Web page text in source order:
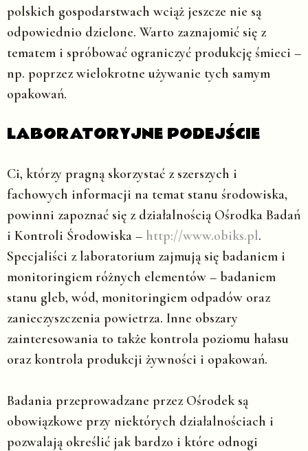
polskich gospodarstwach wciąż jeszcze nie są
odpowiednio dzielone. Warto zaznajomić się z
tematem i spróbować ograniczyć produkcję śmieci –
np. poprzez wielokrotne używanie tych samym
opakowań.
LABORATORYJNE PODEJŚCIE
Ci, którzy pragną skorzystać z szerszych i
fachowych informacji na temat stanu środowiska,
powinni zapoznać się z działalnością Ośrodka Badań
i Kontroli Środowiska – http://www.obiks.pl.
Specjaliści z laboratorium zajmują się badaniem i
monitoringiem różnych elementów – badaniem
stanu gleb, wód, monitoringiem odpadów oraz
zanieczyszczenia powietrza. Inne obszary
zainteresowania to także kontrola poziomu hałasu
oraz kontrola produkcji żywności i opakowań.
Badania przeprowadzane przez Ośrodek są
obowiązkowe przy niektórych działalnościach i
pozwalają określić jak bardzo i które odnogi